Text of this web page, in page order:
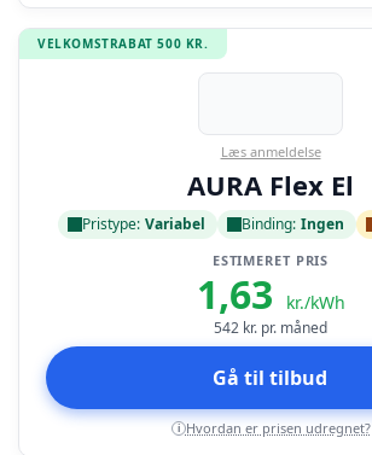
VELKOMSTRABAT 500 KR.
Læs anmeldelse
AURA Flex El
Pristype: Variabel Binding: Ingen
ESTIMERET PRIS
1,63 kr./kWh
542 kr. pr. måned
Gå til tilbud
i Hvordan er prisen udregnet?